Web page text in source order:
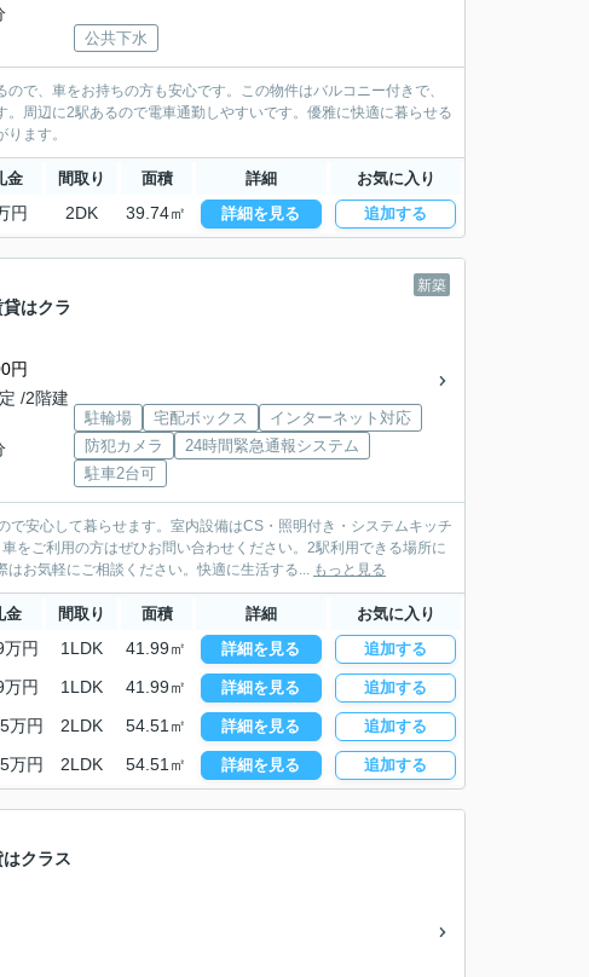
公共下水
で、車をお持ちの方も安心です。この物件はバルコニー付きで、
周辺に2駅あるので電車通勤しやすいです。優雅に快適に暮らせる
ます。
金 間取り 面積 詳細 お気に入り
円 2DK 39.74㎡ 詳細を見る 追加する
新築
はクラ
円
/2階建
駐輪場 宅配ボックス
インターネット対応
防犯カメラ
24時間緊急通報システム
駐車2台可
安心して暮らせます。室内設備はCS・照明付き・システムキッチ
をご利用の方はぜひお問い合わせください。2駅利用できる場所に
お気軽にご相談ください。快適に生活する... もっと見る
金 間取り 面積 詳細 お気に入り
万円 1LDK 41.99㎡ 詳細を見る 追加する
万円 1LDK 41.99㎡ 詳細を見る 追加する
万円 2LDK 54.51㎡ 詳細を見る 追加する
万円 2LDK 54.51㎡ 詳細を見る 追加する
クラス